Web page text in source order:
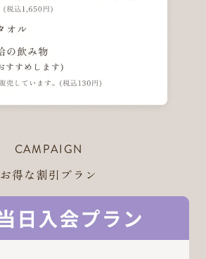
CAMPAIGN
お得な割引プラン